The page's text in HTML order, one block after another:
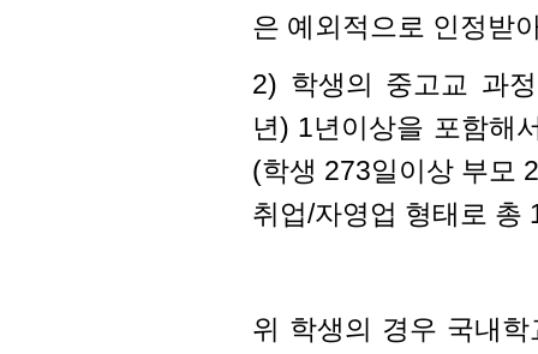
은 예외적으로 인정받
2) 학생의 중고교 과
년) 1년이상을 포함해
(학생 273일이상 부모
취업/자영업 형태로 총
위 학생의 경우 국내